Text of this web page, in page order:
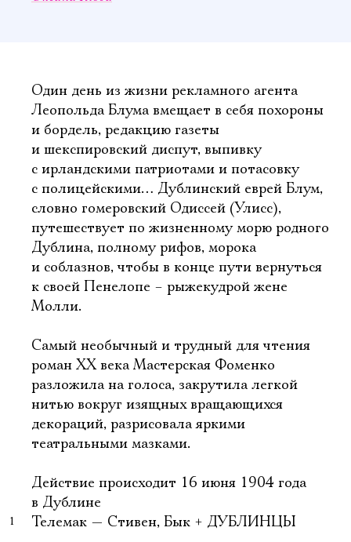
Один день из жизни рекламного агента
Леопольда Блума вмещает в себя похороны
и бордель, редакцию газеты
и шекспировский диспут, выпивку
с ирландскими патриотами и потасовку
с полицейскими… Дублинский еврей Блум,
словно гомеровский Одиссей (Улисс),
путешествует по жизненному морю родного
Дублина, полному рифов, морока
и соблазнов, чтобы в конце пути вернуться
к своей Пенелопе – рыжекудрой жене
Молли.
Самый необычный и трудный для чтения
роман ХХ века Мастерская Фоменко
разложила на голоса, закрутила легкой
нитью вокруг изящных вращающихся
декораций, разрисовала яркими
театральными мазками.
Действие происходит 16 июня 1904 года
в Дублине
Телемак — Стивен, Бык + ДУБЛИНЦЫ